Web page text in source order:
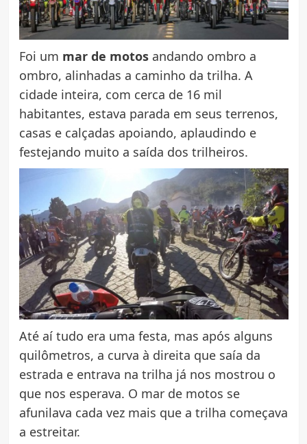
Foi um mar de motosandando ombro a
ombro, alinhadas a caminho da trilha. A
cidade inteira, com cerca de 16 mil
habitantes, estava parada em seus terrenos,
casas e calçadas apoiando, aplaudindo e
festejando muito a saída dos trilheiros.
Até aí tudo era uma festa, mas após alguns
quilômetros, a curva à direita que saía da
estrada e entrava na trilha já nos mostrou o
que nos esperava. O mar de motos se
afunilava cada vez mais que a trilha começava
a estreitar.